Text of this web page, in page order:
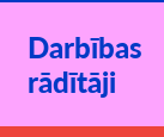
Darbības
rādītāji